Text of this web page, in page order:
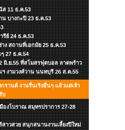
ส 11 ธ.ค.53
น บางกะปิ 23 ธ.ค.53
รีย์ 24 ธ.ค.53
ง สถานที่เอกมัย 25 ธ.ค.53
27 ธ.ค.54
มิ.ย.55 ที่สโมสรฟุตบอล ลาดพร้าว
ฯ งามวงศ์วาน นนทบุรี 26 ส.ค.55
รานต์ งานรื่นเริงอื่นๆ แล้วแต่เจ้า
บ
องโบราณ สมุทรปราการ 27-28
าวสวย สนุกสนานงานเลี้ยงปีใหม่